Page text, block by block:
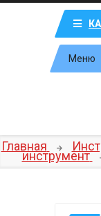
Меню
Главная
инструмент